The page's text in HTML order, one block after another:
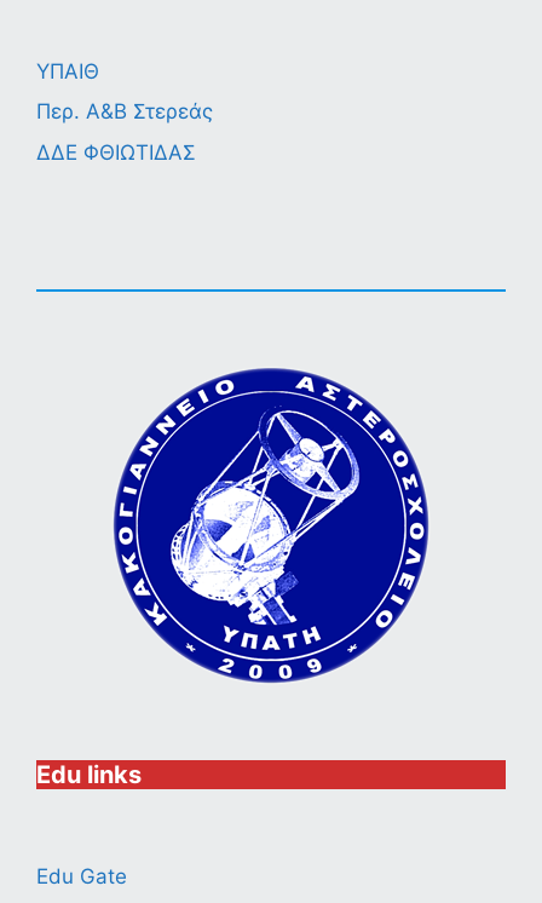
ΥΠΑΙΘ
Περ. A&B Στερεάς
ΔΔΕ ΦΘΙΩΤΙΔΑΣ
Edu links
Edu Gate